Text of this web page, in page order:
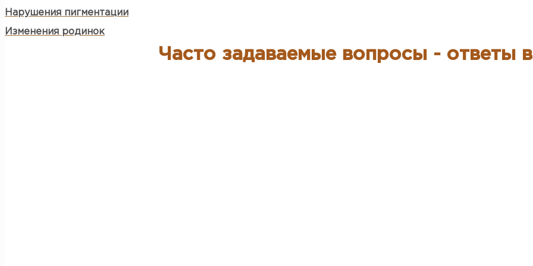
Нарушения пигментации
Изменения родинок
Часто задаваемые вопросы - ответы